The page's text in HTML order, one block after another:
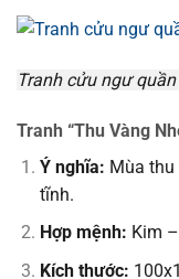
Tranh cửu ngư
Tranh “Thu Vàng
Ý nghĩa: Mùa
tĩnh.
Hợp mệnh: Kim
Kích thước: